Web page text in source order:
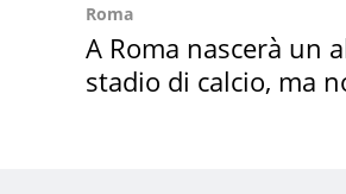
Roma
A Roma nascerà un
stadio di calcio, ma